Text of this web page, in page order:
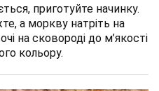
приготуйте начинку.
а моркву натріть на
на сковороді до м’якості
кольору.